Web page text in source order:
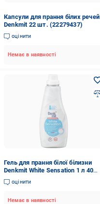
Капсули для прання білих речей
Denkmit 22 шт. (22279437)
оцінити
Немає в наявності
Гель для прання білої білизни
Denkmit White Sensation 1 л 40
прань
оцінити
Немає в наявності